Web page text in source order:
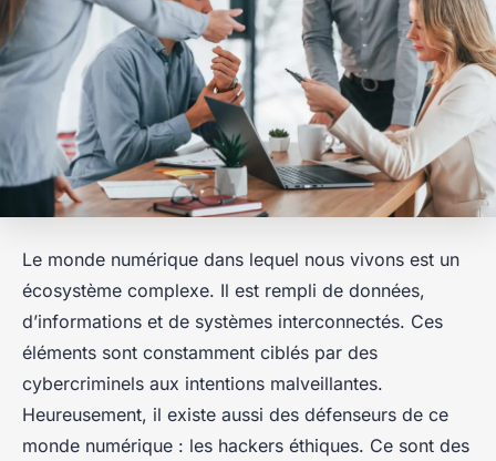
Le monde numérique dans lequel nous vivons est un
écosystème complexe. Il est rempli de données,
d’informations et de systèmes interconnectés. Ces
éléments sont constamment ciblés par des
cybercriminels aux intentions malveillantes.
Heureusement, il existe aussi des défenseurs de ce
monde numérique : les hackers éthiques. Ce sont des